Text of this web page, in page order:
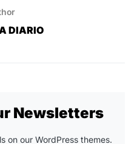
DIARIO
Newsletters
on our WordPress themes.